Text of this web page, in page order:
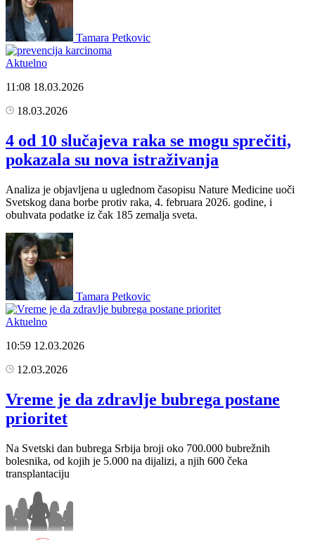
Tamara Petkovic
Aktuelno
11:08 18.03.2026
18.03.2026
4 od 10 slučajeva raka se mogu sprečiti,
pokazala su nova istraživanja
Analiza je objavljena u uglednom časopisu Nature Medicine uoči
Svetskog dana borbe protiv raka, 4. februara 2026. godine, i
obuhvata podatke iz čak 185 zemalja sveta.
Tamara Petkovic
Aktuelno
10:59 12.03.2026
12.03.2026
Vreme je da zdravlje bubrega postane
prioritet
Na Svetski dan bubrega Srbija broji oko 700.000 bubrežnih
bolesnika, od kojih je 5.000 na dijalizi, a njih 600 čeka
transplantaciju